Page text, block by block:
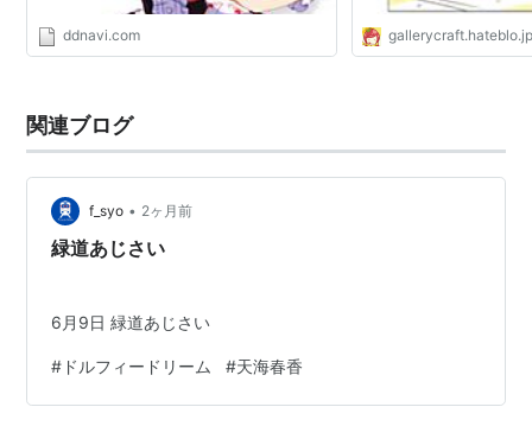
ddnavi.com
関連ブログ
f_syo • 2ヶ月前
緑道あじさい
6月9日 緑道あじさい
# ドルフィードリーム #天海春香